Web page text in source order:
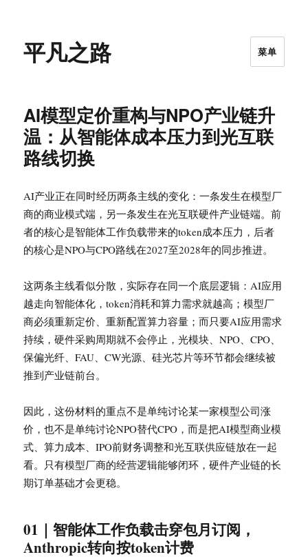
平凡之路 菜单
AI模型定价重构与NPO产业链升
温：从智能体成本压力到光互联
路线切换
AI产业正在同时经历两条主线的变化：一条发生在模型厂
商的商业模式端，另一条发生在光互联硬件产业链端。前
者的核心是智能体工作负载带来的token成本压力，后者
的核心是NPO与CPO路线在2027至2028年的同步推进。
这两条主线看似分散，实际存在同一个底层逻辑：AI应用
越走向智能体化，token消耗和算力需求就越高；模型厂
商必须重新定价、重新配置算力容量；而只要AI应用需求
持续，硬件采购周期就不会停止，光模块、NPO、CPO、
保偏光纤、FAU、CW光源、硅光芯片等环节都会继续被
推到产业链前台。
因此，这份材料的重点不是单纯讨论某一家模型公司涨
价，也不是单纯讨论NPO替代CPO，而是把AI模型商业模
式、算力成本、IPO前财务调整和光互联供应链放在一起
看。只有模型厂商的经营逻辑能够闭环，硬件产业链的长
期订单基础才会更稳。
01｜智能体工作负载击穿包月订阅，
Anthropic转向按token计费